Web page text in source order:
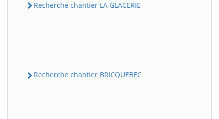
Recherche chantier LA GLACERIE
Recherche chantier BRICQUEBEC